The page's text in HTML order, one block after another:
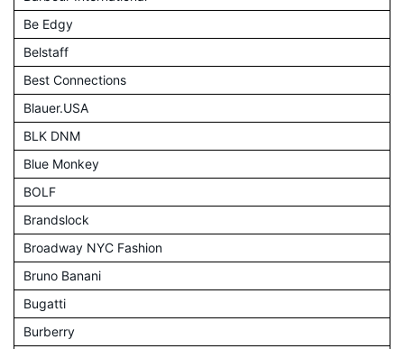
Be Edgy
Belstaff
Best Connections
Blauer.USA
BLK DNM
Blue Monkey
BOLF
Brandslock
Broadway NYC Fashion
Bruno Banani
Bugatti
Burberry